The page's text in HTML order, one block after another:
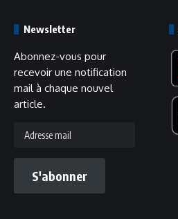
Newsletter
Abonnez-vous pour
recevoir une notification
mail à chaque nouvel
article.
mail
S'abonner